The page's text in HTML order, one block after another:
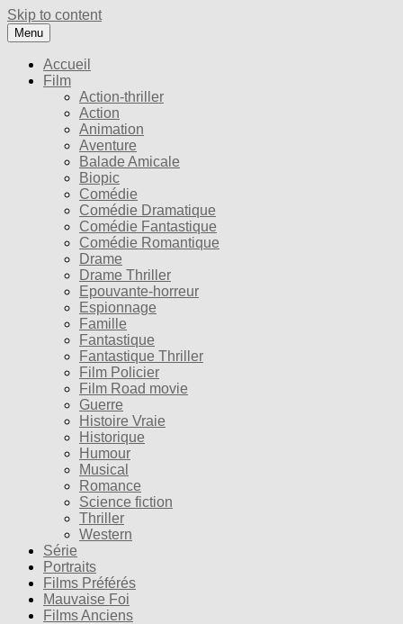
Skip to content
Menu
Accueil
Film
Action-thriller
Action
Animation
Aventure
Balade Amicale
Biopic
Comédie
Comédie Dramatique
Comédie Fantastique
Comédie Romantique
Drame
Drame Thriller
Epouvante-horreur
Espionnage
Famille
Fantastique
Fantastique Thriller
Film Policier
Film Road movie
Guerre
Histoire Vraie
Historique
Humour
Musical
Romance
Science fiction
Thriller
Western
Série
Portraits
Films Préférés
Mauvaise Foi
Films Anciens